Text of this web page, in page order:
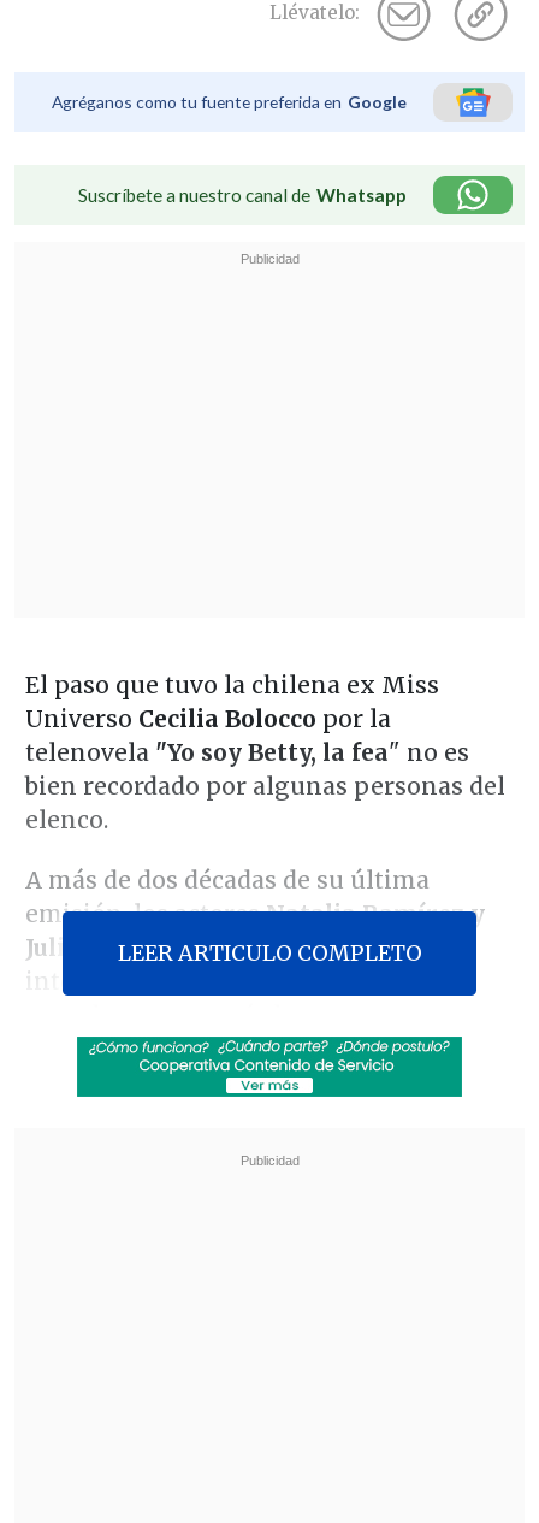
Llévatelo:
Agréganos como tu fuente preferida en Google
Suscríbete a nuestro canal de Whatsapp
El paso que tuvo la chilena ex Miss
Universo Cecilia Bolocco por la
telenovela "Yo soy Betty, la fea" no es
bien recordado por algunas personas del
elenco.
A más de dos décadas de su última
emisión, los actoresNatalia Ramírez y
Julio César Herrera,quienes
interpretaron a Marcela y Freddy,
olvidarán.
"Juntos por siempre": Daniela Muñoz y alcalde
LEER ARTICULO COMPLETO